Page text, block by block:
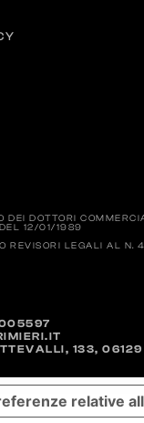
DEI DOTTORI
12/01/1989
REVISORI LEGALI AL N.
133, 06129
relative